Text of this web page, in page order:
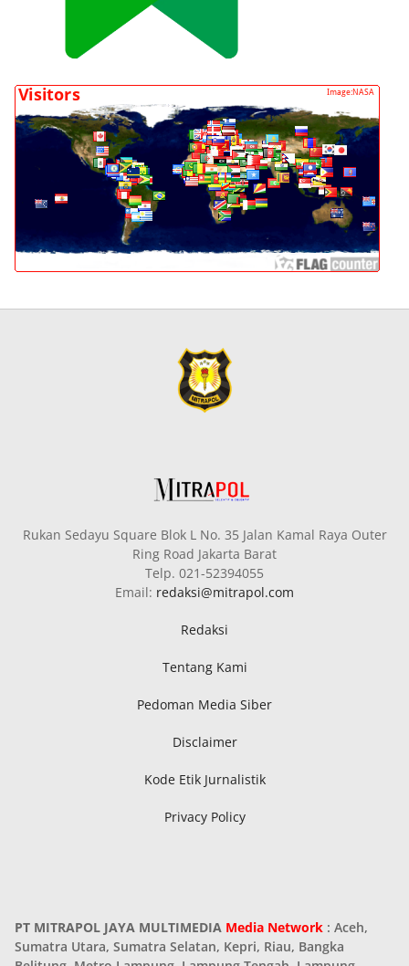
Rukan Sedayu Square Blok L No. 35 Jalan Kamal Raya Outer
Ring Road Jakarta Barat
Telp. 021-52394055
Email: redaksi@mitrapol.com
Redaksi
Tentang Kami
Pedoman Media Siber
Disclaimer
Kode Etik Jurnalistik
Privacy Policy
PT MITRAPOL JAYA MULTIMEDIA Media Network : Aceh,
Sumatra Utara, Sumatra Selatan, Kepri, Riau, Bangka